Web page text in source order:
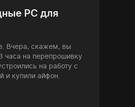
PC для
Вчера, скажем, вы
часа на перепрошивку
на работу с
и купили айфон.